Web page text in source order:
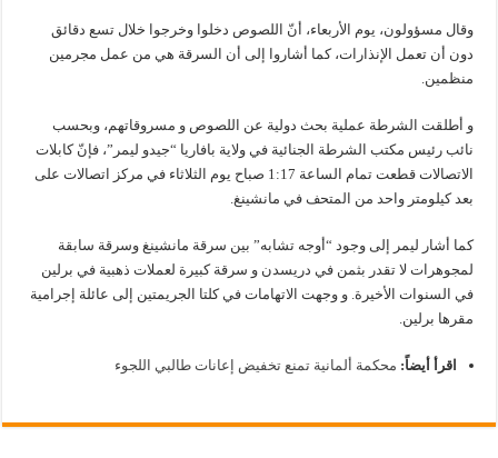
وقال مسؤولون، يوم الأربعاء، أنّ اللصوص دخلوا وخرجوا خلال تسع دقائق
دون أن تعمل الإنذارات، كما أشاروا إلى أن السرقة هي من عمل مجرمين
منظمين.
و أطلقت الشرطة عملية بحث دولية عن اللصوص و مسروقاتهم، وبحسب
نائب رئيس مكتب الشرطة الجنائية في ولاية بافاريا “جيدو ليمر”، فإنّ كابلات
الاتصالات قطعت تمام الساعة 1:17 صباح يوم الثلاثاء في مركز اتصالات على
بعد كيلومتر واحد من المتحف في مانشينغ.
كما أشار ليمر إلى وجود “أوجه تشابه” بين سرقة مانشينغ وسرقة سابقة
لمجوهرات لا تقدر بثمن في دريسدن و سرقة كبيرة لعملات ذهبية في برلين
في السنوات الأخيرة. و وجهت الاتهامات في كلتا الجريمتين إلى عائلة إجرامية
مقرها برلين.
اقرأ أيضاً: محكمة ألمانية تمنع تخفيض إعانات طالبي اللجوء